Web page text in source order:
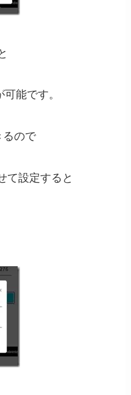
能です。
るので
て設定すると